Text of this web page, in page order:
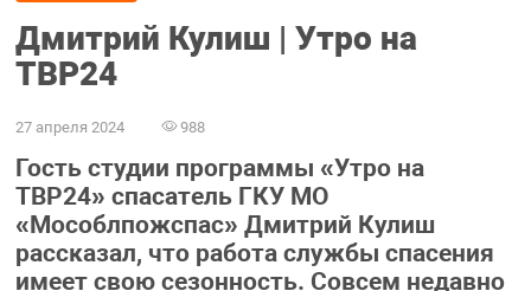
Дмитрий Кулиш | Утро на
ТВР24
27 апреля 2024 988
Гость студии программы «Утро на
ТВР24» спасатель ГКУ МО
«Мособлпожспас» Дмитрий Кулиш
рассказал, что работа службы спасения
имеет свою сезонность. Совсем недавно